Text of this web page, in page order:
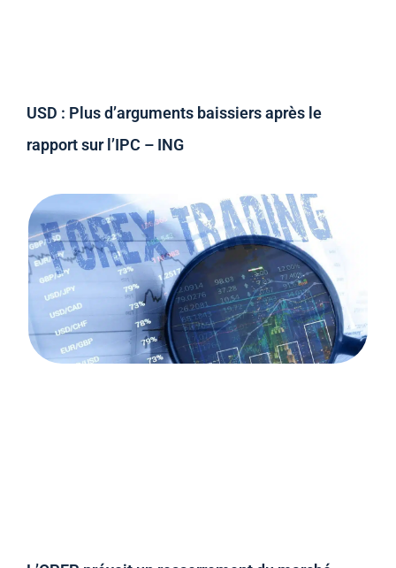
USD : Plus d’arguments baissiers après le
rapport sur l’IPC – ING